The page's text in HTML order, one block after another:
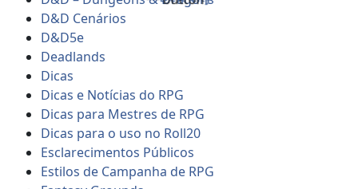
D&D Cenários
D&D5e
Deadlands
Dicas
Dicas e Notícias do RPG
Dicas para Mestres de RPG
Dicas para o uso no Roll20
Esclarecimentos Públicos
Estilos de Campanha de RPG